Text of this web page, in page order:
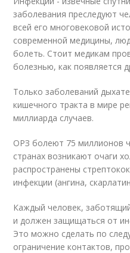
заболевания преследуют
всей его многовековой
современной медицины,
болеть. Стоит медикам
болезнью, как появляется
Только заболеваний
кишечного тракта в мире
миллиарда случаев.
ОРЗ болеют 75 миллионов
странах возникают очаги
распространены
инфекции (ангина,
Каждый человек,
и должен защищаться от
Это можно сделать по
ограничение контактов,